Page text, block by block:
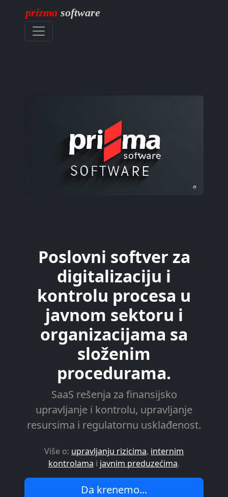
prizma software
Poslovni softver za
digitalizaciju i
kontrolu procesa u
javnom sektoru i
organizacijama sa
složenim
procedurama.
SaaS rešenja za finansijsko
upravljanje i kontrolu, upravljanje
resursima i regulatornu usklađenost.
Više o: upravljanju rizicima, internim
kontrolama i javnim preduzećima.
Da krenemo...